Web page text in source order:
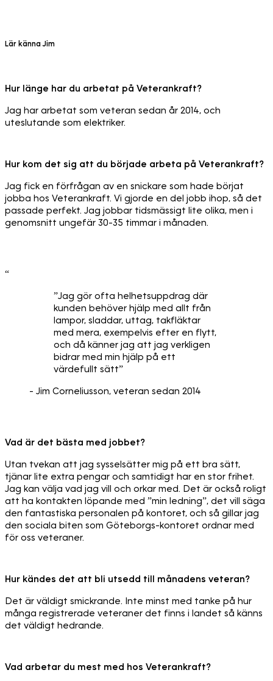
Lär känna Jim
Hur länge har du arbetat på Veterankraft?
Jag har arbetat som veteran sedan år 2014, och
uteslutande som elektriker.
Hur kom det sig att du började arbeta på Veterankraft?
Jag fick en förfrågan av en snickare som hade börjat
jobba hos Veterankraft. Vi gjorde en del jobb ihop, så det
passade perfekt. Jag jobbar tidsmässigt lite olika, men i
genomsnitt ungefär 30-35 timmar i månaden.
“
”Jag gör ofta helhetsuppdrag där
kunden behöver hjälp med allt från
lampor, sladdar, uttag, takfläktar
med mera, exempelvis efter en flytt,
och då känner jag att jag verkligen
bidrar med min hjälp på ett
värdefullt sätt”
- Jim Corneliusson, veteran sedan 2014
Vad är det bästa med jobbet?
Utan tvekan att jag sysselsätter mig på ett bra sätt,
tjänar lite extra pengar och samtidigt har en stor frihet.
Jag kan välja vad jag vill och orkar med. Det är också roligt
att ha kontakten löpande med ”min ledning”, det vill säga
den fantastiska personalen på kontoret, och så gillar jag
den sociala biten som Göteborgs-kontoret ordnar med
för oss veteraner.
Hur kändes det att bli utsedd till månadens veteran?
Det är väldigt smickrande. Inte minst med tanke på hur
många registrerade veteraner det finns i landet så känns
det väldigt hedrande.
Vad arbetar du mest med hos Veterankraft?